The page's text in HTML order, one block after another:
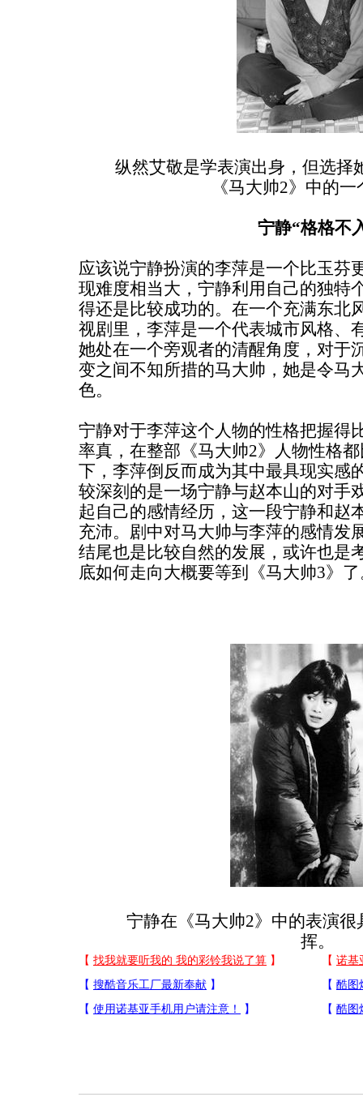
纵然艾敬是学表演出身，但选择
《马大帅2》中的
宁静“格格不
应该说宁静扮演的李萍是一个比玉芬
现难度相当大，宁静利用自己的独特
得还是比较成功的。在一个充满东北
视剧里，李萍是一个代表城市风格、
她处在一个旁观者的清醒角度，对于
变之间不知所措的马大帅，她是令马
色。
宁静对于李萍这个人物的性格把握得
率真，在整部《马大帅2》人物性格
下，李萍倒反而成为其中最具现实感
较深刻的是一场宁静与赵本山的对手
起自己的感情经历，这一段宁静和赵
充沛。剧中对马大帅与李萍的感情发
结尾也是比较自然的发展，或许也是
底如何走向大概要等到《马大帅3》
宁静在《马大帅2》中的表演很
挥。